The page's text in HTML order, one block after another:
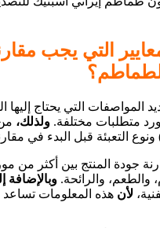
التي يجب
المواصفات التي يحتاج إليها
متطلبات مختلفة. ولذلك،
ونوع التعبئة قبل البدء في
جودة المنتج بين أكثر من
والطعم، والرائحة. وبالإضافة
لأن هذه المعلومات تساعد